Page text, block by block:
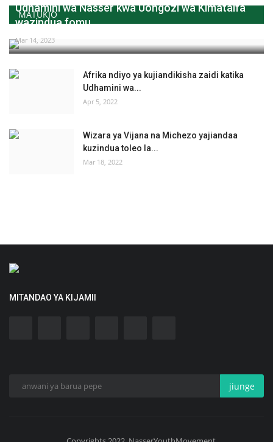
MATUKIO
Udhamini wa Nasser kwa Uongozi wa Kimataifa
wazindua fomu...
Mar 14, 2023
Afrika ndiyo ya kujiandikisha zaidi katika
Udhamini wa...
Apr 5, 2022
Wizara ya Vijana na Michezo yajiandaa
kuzindua toleo la...
Mar 18, 2022
MITANDAO YA KIJAMII
jiunge